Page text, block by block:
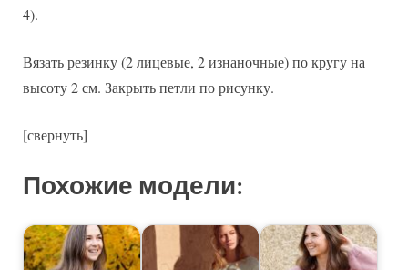
4).
Вязать резинку (2 лицевые, 2 изнаночные) по кругу на
высоту 2 см. Закрыть петли по рисунку.
[свернуть]
Похожие модели: